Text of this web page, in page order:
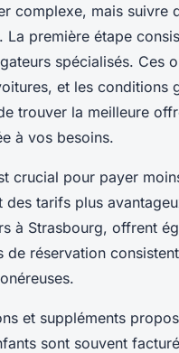
complexe, mais suivre
première étape
spécialisés. Ces
et les conditions
trouver la meilleure
à vos besoins.
crucial pour payer
des tarifs plus
à Strasbourg, offrent
de réservation
et suppléments
sont souvent